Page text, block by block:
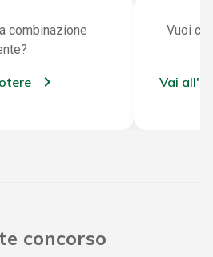
combinazione
Vuoi
Vai
concorso